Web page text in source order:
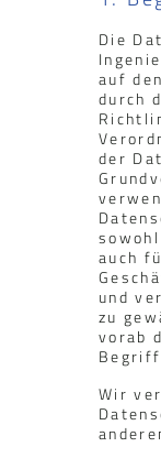
Die
auf
durch
der
auch
und
zu
vorab
Wir